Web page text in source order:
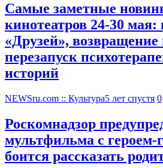
Самые заметные
кинотеатров 24-30 мая:
«Друзей», возвращение
перезапуск
историй
NEWSru.com :: Культура5 лет спустя 0
Роскомнадзор
мультфильма c героем-
боится рассказать